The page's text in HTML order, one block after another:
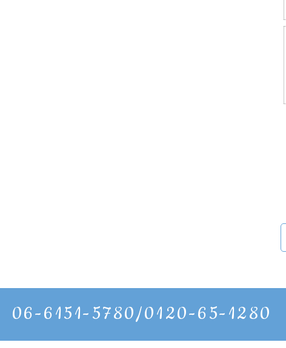
06-6151-5780/0120-65-1280